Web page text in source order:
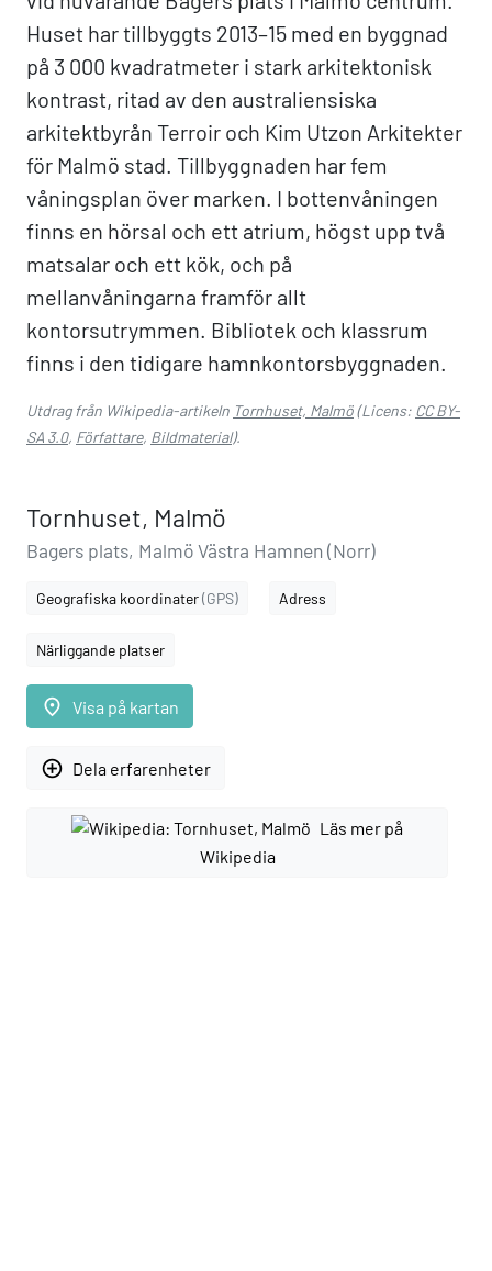
Huset har tillbyggts 2013–15 med en byggnad
på 3 000 kvadratmeter i stark arkitektonisk
kontrast, ritad av den australiensiska
arkitektbyrån Terroir och Kim Utzon Arkitekter
för Malmö stad. Tillbyggnaden har fem
våningsplan över marken. I bottenvåningen
finns en hörsal och ett atrium, högst upp två
matsalar och ett kök, och på
mellanvåningarna framför allt
kontorsutrymmen. Bibliotek och klassrum
finns i den tidigare hamnkontorsbyggnaden.
Utdrag från Wikipedia-artikeln Tornhuset, Malmö(Licens: CC BY-
SA 3.0, Författare, Bildmaterial).
Tornhuset, Malmö
Bagers plats, Malmö Västra Hamnen (Norr)
Geografiska koordinater(GPS) Adress
Närliggande platser
place Visa på kartan
add_circle_outline Dela erfarenheter
Läs mer på
Wikipedia